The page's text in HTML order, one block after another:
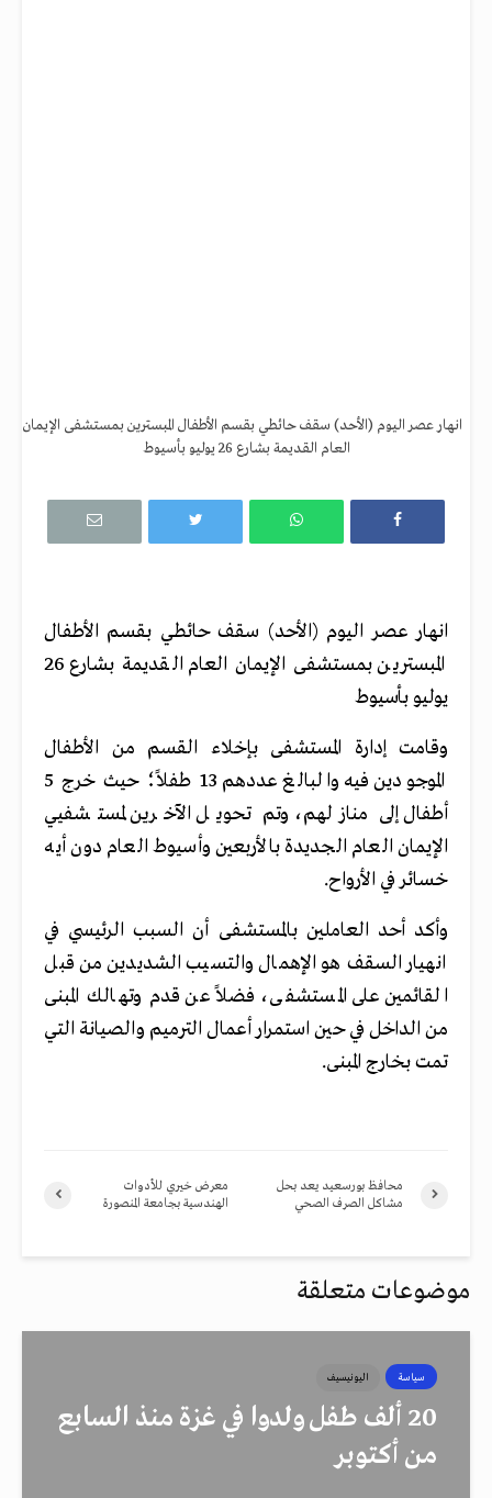
انهار عصر اليوم (الأحد) سقف حائطي بقسم الأطفال المبسترين بمستشفى الإيمان
العام القديمة بشارع 26 يوليو بأسيوط
انهار عصر اليوم (الأحد) سقف حائطي بقسم الأطفال
المبسترين بمستشفى الإيمان العام القديمة بشارع 26
يوليو بأسيوط
وقامت إدارة المستشفى بإخلاء القسم من الأطفال
الموجودين فيه والبالغ عددهم 13 طفلاً؛ حيث خرج 5
أطفال إلى منازلهم، وتم تحويل الآخرين لمستشفيي
الإيمان العام الجديدة بالأربعين وأسيوط العام دون أيه
خسائر في الأرواح.
وأكد أحد العاملين بالمستشفى أن السبب الرئيسي في
انهيار السقف هو الإهمال والتسيب الشديدين من قبل
القائمين على المستشفى، فضلاً عن قدم وتهالك المبنى
من الداخل في حين استمرار أعمال الترميم والصيانة التي
تمت بخارج المبنى.
معرض خيري للأدوات
الهندسية بجامعة المنصورة
محافظ بورسعيد يعد بحل
مشاكل الصرف الصحي
موضوعات متعلقة
سياسة اليونيسيف
20 ألف طفل ولدوا في غزة منذ السابع
من أكتوبر